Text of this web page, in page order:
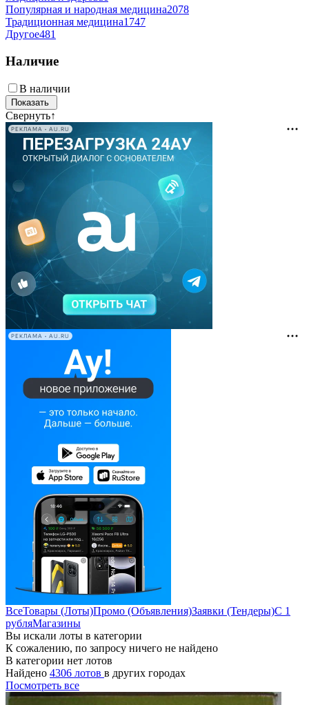
Популярная и народная медицина2078
Традиционная медицина1747
Другое481
Наличие
В наличии
Свернуть↑
РЕКЛАМА • AU.RU
РЕКЛАМА • AU.RU
ВсеТовары (Лоты)Промо (Объявления)Заявки (Тендеры)С 1
рубляМагазины
Вы искали лоты в категории
К сожалению, по запросу ничего не найдено
В категории нет лотов
Найдено 4306 лотов в других городах
Посмотреть все